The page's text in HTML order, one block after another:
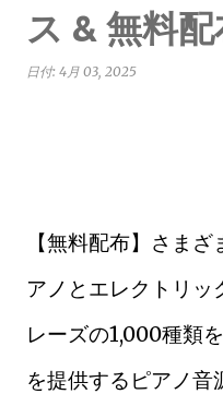
ス & 無料配
日付: 4月 03, 2025
【無料配布】さま
アノとエレクトリッ
レーズの1,000種類
を提供するピアノ